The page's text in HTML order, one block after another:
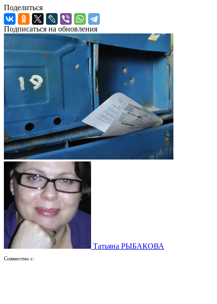
Поделиться
Подписаться на обновления
Татьяна РЫБАКОВА
Совместно с: